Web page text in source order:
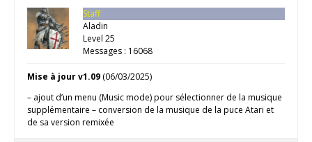
Staff
Aladin
Level 25
Messages : 16068
Mise à jour v1.09 (06/03/2025)
– ajout d’un menu (Music mode) pour sélectionner de la musique
supplémentaire – conversion de la musique de la puce Atari et
de sa version remixée